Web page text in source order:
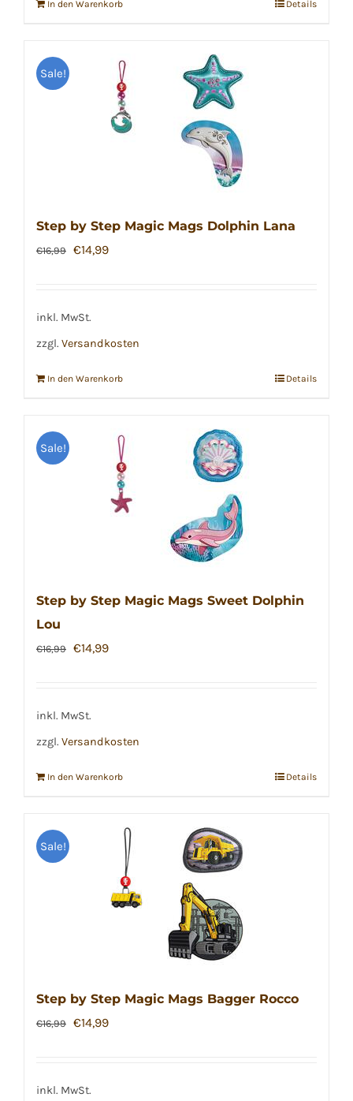
In den Warenkorb Details
Sale!
Step by Step Magic Mags Dolphin Lana
€16,99 Ursprünglicher
€16,99
€14,99Aktueller
inkl. MwSt.
zzgl. Versandkosten
In den Warenkorb Details
Sale!
Step by Step Magic Mags Sweet Dolphin
Lou
€16,99 Ursprünglicher
€16,99
€14,99Aktueller
inkl. MwSt.
zzgl. Versandkosten
In den Warenkorb Details
Sale!
Step by Step Magic Mags Bagger Rocco
€16,99 Ursprünglicher
€16,99
€14,99Aktueller
inkl. MwSt.